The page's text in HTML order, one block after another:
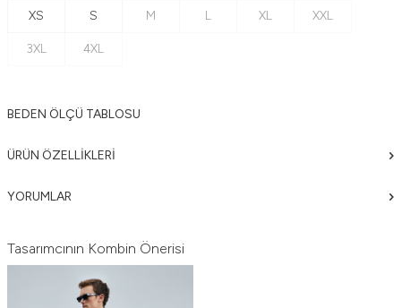
XS S M L XL XXL
3XL 4XL
BEDEN ÖLÇÜ TABLOSU
ÜRÜN ÖZELLIKLERI
YORUMLAR
Tasarımcının Kombin Önerisi